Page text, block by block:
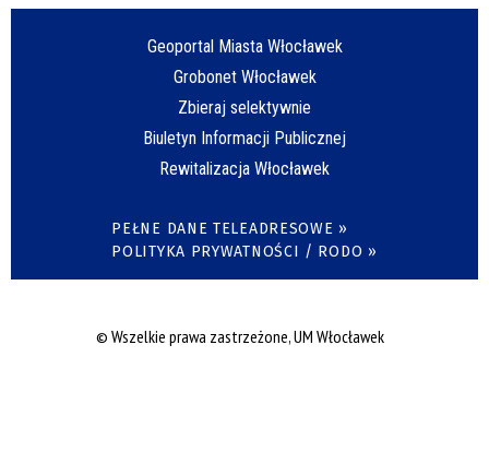
Geoportal Miasta Włocławek
Grobonet Włocławek
Zbieraj selektywnie
Biuletyn Informacji Publicznej
Rewitalizacja Włocławek
PEŁNE DANE TELEADRESOWE »
POLITYKA PRYWATNOŚCI / RODO »
© Wszelkie prawa zastrzeżone, UM Włocławek